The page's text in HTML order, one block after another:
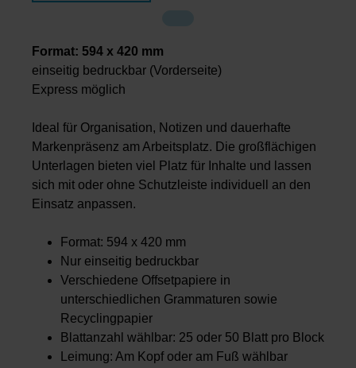
Format: 594 x 420 mm
einseitig bedruckbar (Vorderseite)
Express möglich
Ideal für Organisation, Notizen und dauerhafte
Markenpräsenz am Arbeitsplatz. Die großflächigen
Unterlagen bieten viel Platz für Inhalte und lassen
sich mit oder ohne Schutzleiste individuell an den
Einsatz anpassen.
Format: 594 x 420 mm
Nur einseitig bedruckbar
Verschiedene Offsetpapiere in
unterschiedlichen Grammaturen sowie
Recyclingpapier
Blattanzahl wählbar: 25 oder 50 Blatt pro Block
Leimung: Am Kopf oder am Fuß wählbar